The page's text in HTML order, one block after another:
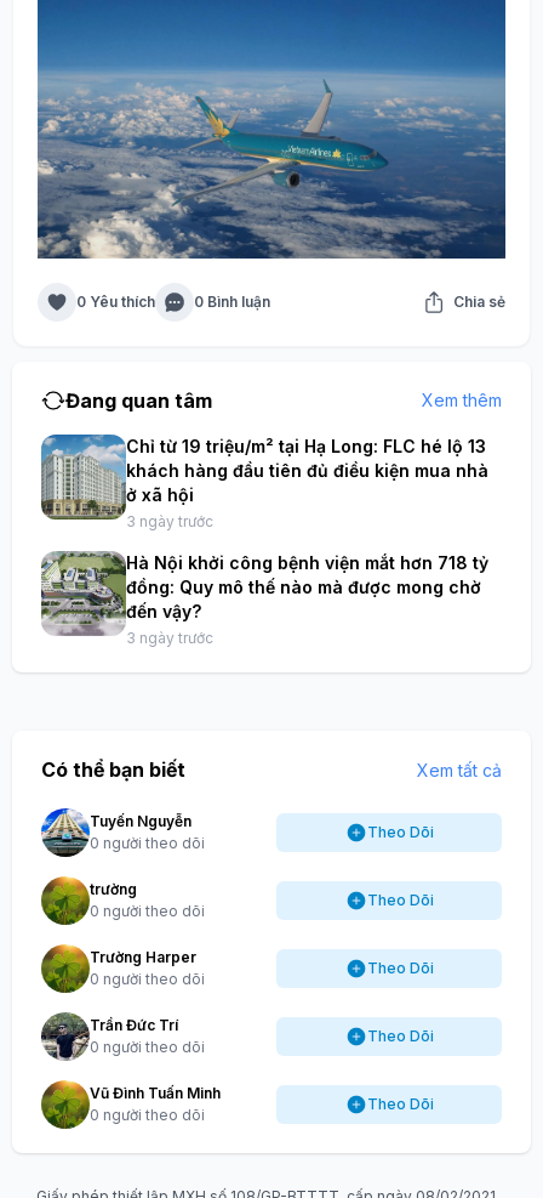
0 Yêu thích 0 Bình luận Chia sẻ
Đang quan tâm Xem thêm
Chỉ từ 19 triệu/m² tại Hạ Long: FLC hé lộ 13
khách hàng đầu tiên đủ điều kiện mua nhà
ở xã hội
3 ngày trước
Hà Nội khởi công bệnh viện mắt hơn 718 tỷ
đồng: Quy mô thế nào mà được mong chờ
đến vậy?
3 ngày trước
Có thể bạn biết Xem tất cả
Tuyến Nguyễn
0 người theo dõi
Theo Dõi
trường
0 người theo dõi
Theo Dõi
Trường Harper
0 người theo dõi
Theo Dõi
Trần Đức Trí
0 người theo dõi
Theo Dõi
Vũ Đình Tuấn Minh
0 người theo dõi
Theo Dõi